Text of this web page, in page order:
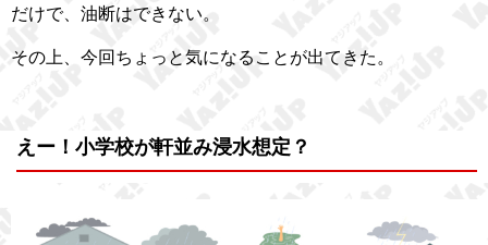
だけで、油断はできない。
その上、今回ちょっと気になることが出てきた。
えー！小学校が軒並み浸水想定？